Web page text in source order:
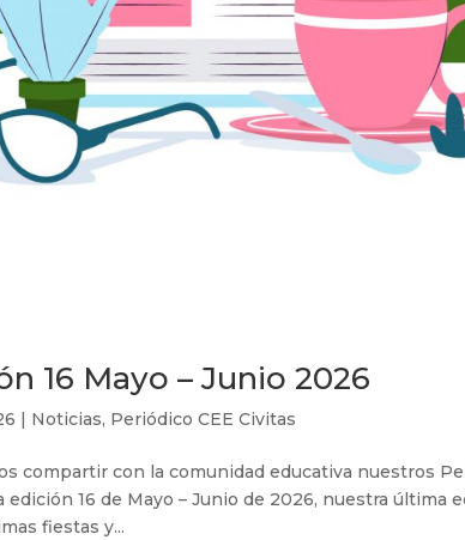
16 Mayo – Junio 2026
| Noticias, Periódico CEE Civitas
compartir con la comunidad educativa nuestros
edición 16 de Mayo – Junio de 2026, nuestra última
fiestas y...